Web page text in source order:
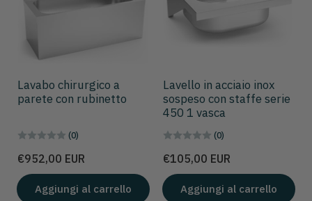
Lavabo chirurgico a
parete con rubinetto
(0)
Prezzo
€952,00 EUR
Aggiungi al carrello
Lavello in acciaio inox
sospeso con staffe serie
450 1 vasca
(0)
Prezzo
€105,00 EUR
Aggiungi al carrello